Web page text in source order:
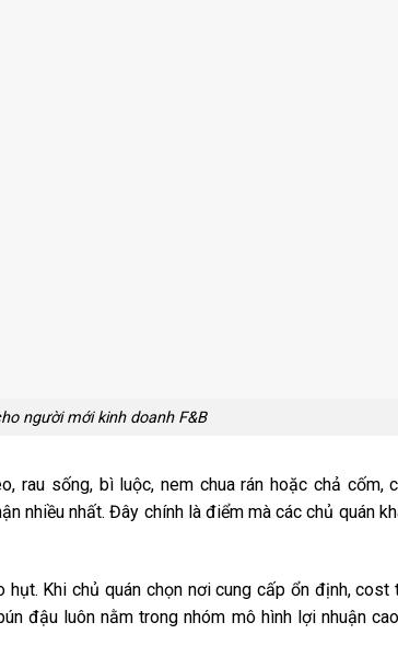
người mới kinh doanh F&B
rau sống, bì luộc, nem chua rán hoặc chả cốm,
nhiều nhất. Đây chính là điểm mà các chủ quán
Khi chủ quán chọn nơi cung cấp ổn định, cost
đậu luôn nằm trong nhóm mô hình lợi nhuận